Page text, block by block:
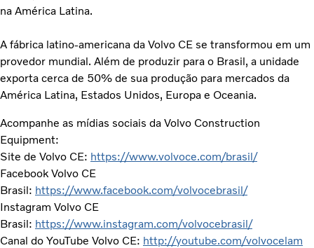
na América Latina.
A fábrica latino-americana da Volvo CE se transformou em um
provedor mundial. Além de produzir para o Brasil, a unidade
exporta cerca de 50% de sua produção para mercados da
América Latina, Estados Unidos, Europa e Oceania.
Acompanhe as mídias sociais da Volvo Construction
Equipment:
Site de Volvo CE: https://www.volvoce.com/brasil/
Facebook Volvo CE
Brasil: https://www.facebook.com/volvocebrasil/
Instagram Volvo CE
Brasil: https://www.instagram.com/volvocebrasil/
Canal do YouTube Volvo CE: http://youtube.com/volvocelam